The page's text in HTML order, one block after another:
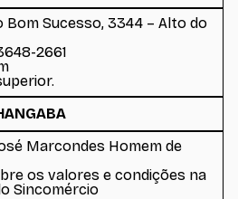
Bom Sucesso, 3344 – Alto do
2661
Marcondes Homem de
os valores e condições na
Sincomércio